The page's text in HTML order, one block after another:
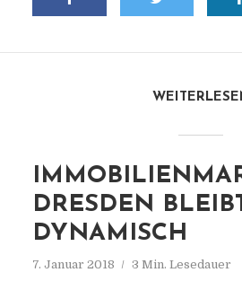
DRESDEN
DYNAMISCH
7. Januar 2018 3 Min. Lesedauer